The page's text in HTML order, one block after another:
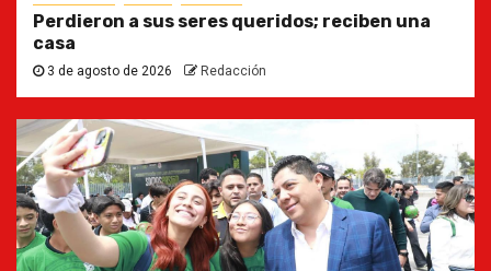
Perdieron a sus seres queridos; reciben una
casa
3 de agosto de 2026 Redacción